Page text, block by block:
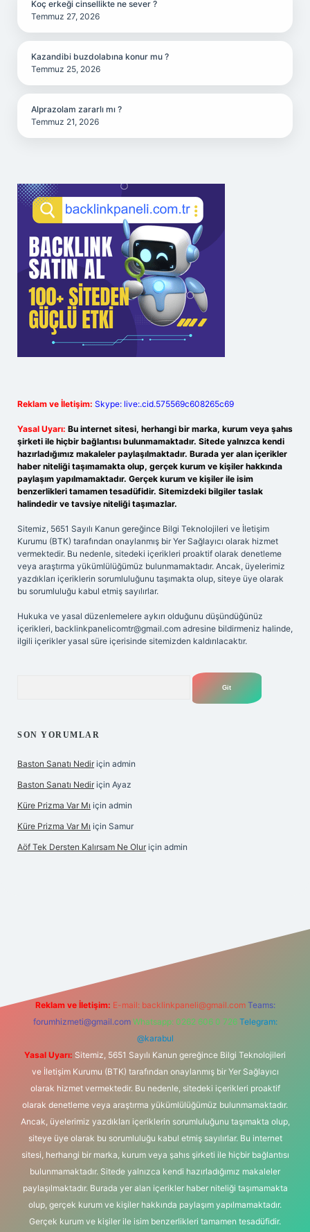
Koç erkeği cinsellikte ne sever ?
Temmuz 27, 2026
Kazandibi buzdolabına konur mu ?
Temmuz 25, 2026
Alprazolam zararlı mı ?
Temmuz 21, 2026
Reklam ve İletişim: Skype: live:.cid.575569c608265c69
Yasal Uyarı: Bu internet sitesi, herhangi bir marka, kurum veya şahıs
şirketi ile hiçbir bağlantısı bulunmamaktadır. Sitede yalnızca kendi
hazırladığımız makaleler paylaşılmaktadır. Burada yer alan içerikler
haber niteliği taşımamakta olup, gerçek kurum ve kişiler hakkında
paylaşım yapılmamaktadır. Gerçek kurum ve kişiler ile isim
benzerlikleri tamamen tesadüfidir. Sitemizdeki bilgiler taslak
halindedir ve tavsiye niteliği taşımazlar.
Sitemiz, 5651 Sayılı Kanun gereğince Bilgi Teknolojileri ve İletişim
Kurumu (BTK) tarafından onaylanmış bir Yer Sağlayıcı olarak hizmet
vermektedir. Bu nedenle, sitedeki içerikleri proaktif olarak denetleme
veya araştırma yükümlülüğümüz bulunmamaktadır. Ancak, üyelerimiz
yazdıkları içeriklerin sorumluluğunu taşımakta olup, siteye üye olarak
bu sorumluluğu kabul etmiş sayılırlar.
Hukuka ve yasal düzenlemelere aykırı olduğunu düşündüğünüz
içerikleri, backlinkpanelicomtr@gmail.com adresine bildirmeniz halinde,
ilgili içerikler yasal süre içerisinde sitemizden kaldırılacaktır.
SON YORUMLAR
Baston Sanatı Nedir için admin
Baston Sanatı Nedir için Ayaz
Küre Prizma Var Mı için admin
Küre Prizma Var Mı için Samur
Aöf Tek Dersten Kalırsam Ne Olur için admin
Reklam ve İletişim: E-mail: backlinkpaneli@gmail.com Teams:
forumhizmeti@gmail.com Whatsapp: 0262 606 0 726 Telegram:
@karabul
Yasal Uyarı: Sitemiz, 5651 Sayılı Kanun gereğince Bilgi Teknolojileri
ve İletişim Kurumu (BTK) tarafından onaylanmış bir Yer Sağlayıcı
olarak hizmet vermektedir. Bu nedenle, sitedeki içerikleri proaktif
olarak denetleme veya araştırma yükümlülüğümüz bulunmamaktadır.
Ancak, üyelerimiz yazdıkları içeriklerin sorumluluğunu taşımakta olup,
siteye üye olarak bu sorumluluğu kabul etmiş sayılırlar. Bu internet
sitesi, herhangi bir marka, kurum veya şahıs şirketi ile hiçbir bağlantısı
bulunmamaktadır. Sitede yalnızca kendi hazırladığımız makaleler
paylaşılmaktadır. Burada yer alan içerikler haber niteliği taşımamakta
olup, gerçek kurum ve kişiler hakkında paylaşım yapılmamaktadır.
Gerçek kurum ve kişiler ile isim benzerlikleri tamamen tesadüfidir.